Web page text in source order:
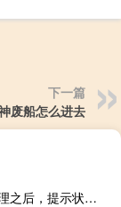
下一篇
废船怎么进去
非法信息处理之后，提示状态是“待程序审核” 如何变成“已处理